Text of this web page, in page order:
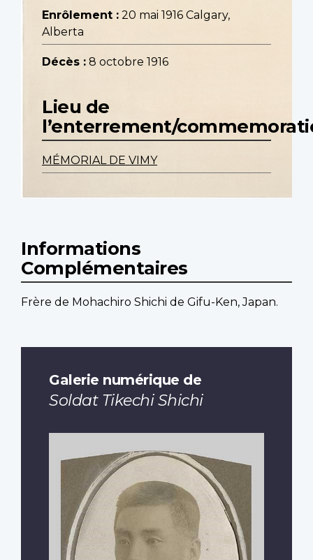
Enrôlement : 20 mai 1916 Calgary,
Alberta
Décès : 8 octobre 1916
Lieu de
l’enterrement/
MÉMORIAL DE VIMY
Informations
Complémentaires
Frère de Mohachiro Shichi de Gifu-Ken, Japan.
Galerie numérique de
Soldat Tikechi Shichi